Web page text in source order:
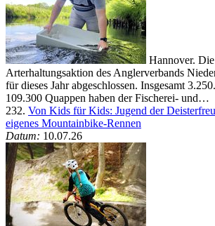
Hannover.
Arterhaltungsaktion des Anglerverbands
für dieses Jahr abgeschlossen. Insgesamt
109.300 Quappen haben der Fischerei- und…
232. Von Kids für Kids: Jugend der
eigenes Mountainbike-Rennen
Datum: 10.07.26